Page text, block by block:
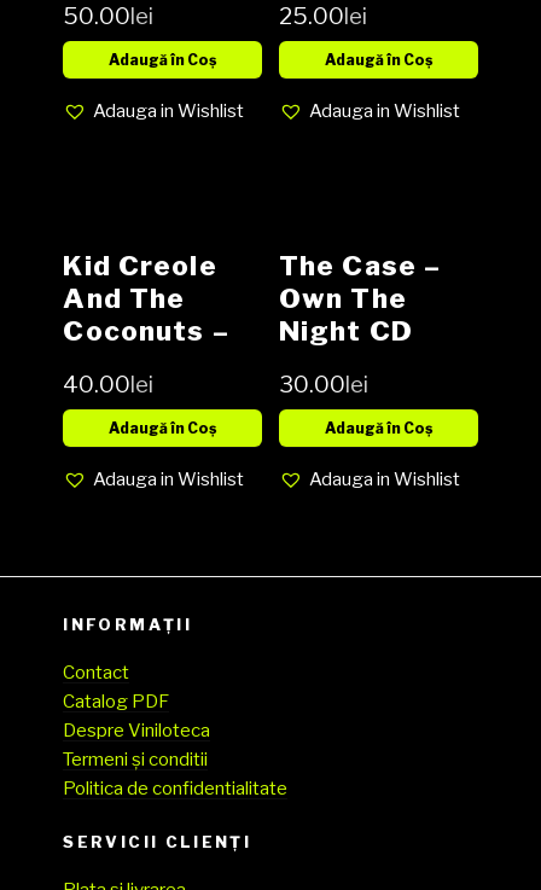
50.00lei
Adaugă în Coș
Adauga in Wishlist
25.00lei
Adaugă în Coș
Adauga in Wishlist
Kid Creole
And The
Coconuts ‎–
Gangsters
Vinyl, LP,
VG+ cover VG
40.00lei
Adaugă în Coș
Adauga in Wishlist
The Case –
Own The
Night CD
30.00lei
Adaugă în Coș
Adauga in Wishlist
INFORMAȚII
Contact
Catalog PDF
Despre Viniloteca
Termeni și conditii
Politica de confidentialitate
SERVICII CLIENŢI